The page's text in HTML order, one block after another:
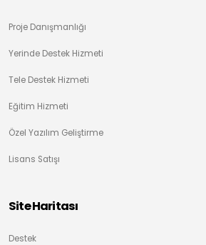
Proje Danışmanlığı
Yerinde Destek Hizmeti
Tele Destek Hizmeti
Eğitim Hizmeti
Özel Yazılım Geliştirme
Lisans Satışı
Site Haritası
Destek